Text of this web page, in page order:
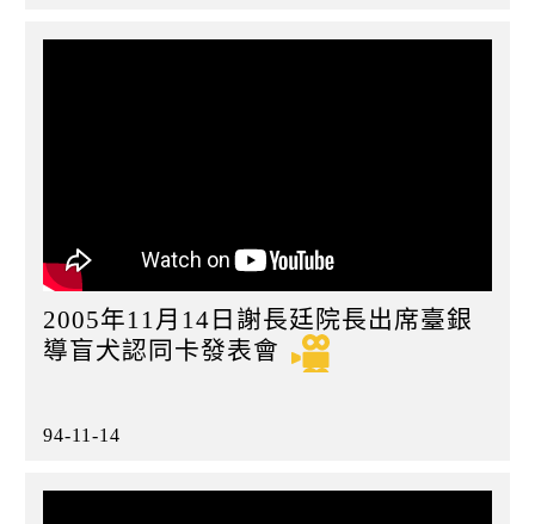
2005年11月14日謝長廷院長出席臺銀
導盲犬認同卡發表會
94-11-14